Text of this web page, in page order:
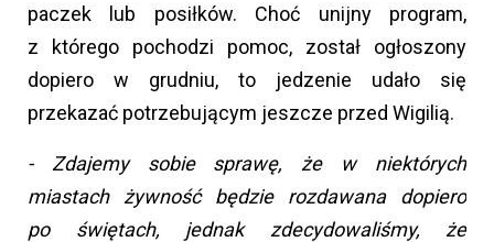
paczek lub posiłków. Choć unijny program,
z którego pochodzi pomoc, został ogłoszony
dopiero w grudniu, to jedzenie udało się
przekazać potrzebującym jeszcze przed Wigilią.
- Zdajemy sobie sprawę, że w niektórych
miastach żywność będzie rozdawana dopiero
po świętach, jednak zdecydowaliśmy, że